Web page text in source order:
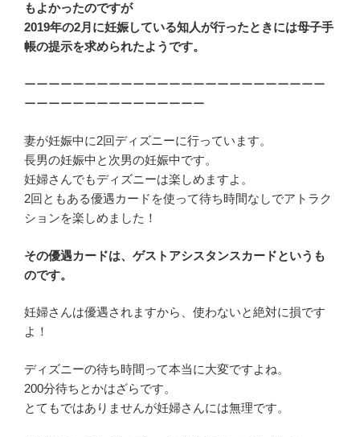
もよかったのですが
2019年の2月に妊娠している知人が行ったときには母子手
帳の提示を求められたようです。
ーーーーーーーーーーーーーーーーーーーーーーーーー
ーーーーーーーーーーーーーーー
妻が妊娠中に2回ディズニーに行っています。
長男の妊娠中と次男の妊娠中です。
妊婦さんでもディズニーは楽しめますよ。
2回ともある優遇カードを使って待ち時間なしでアトラク
ションを楽しめました！
その優遇カードは、ゲストアシスタンスカードというも
のです。
妊婦さんは優遇されますから、使わないと絶対に損です
よ！
ディズニーの待ち時間って本当に大変ですよね。
200分待ちとかはざらです。
とてもではありませんが妊婦さんには無理です。